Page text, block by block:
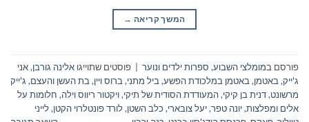
המשך קריאה →
פורסם במומלצי השבוע, ספרות ילדים ונוער פוסטים שתוייגו אלינה גורבן,אני
ג'ייק, באטמן, באטמן במלכודת הפשע, ביל מתני, ברוס ויין, בת העשן והעצם, ג'ייק
מרשונט,דנית בן קיקי,המעודדת הסודית של תיקי,ויקטור ריווס וילה, חלומות על
אלים ומפלצות,יונה טפר,יעל צובארי, כלב השטן,לורד פונטלרוי הקטן,לייני